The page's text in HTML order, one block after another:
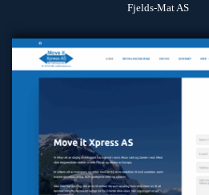
Fjelds-Mat AS